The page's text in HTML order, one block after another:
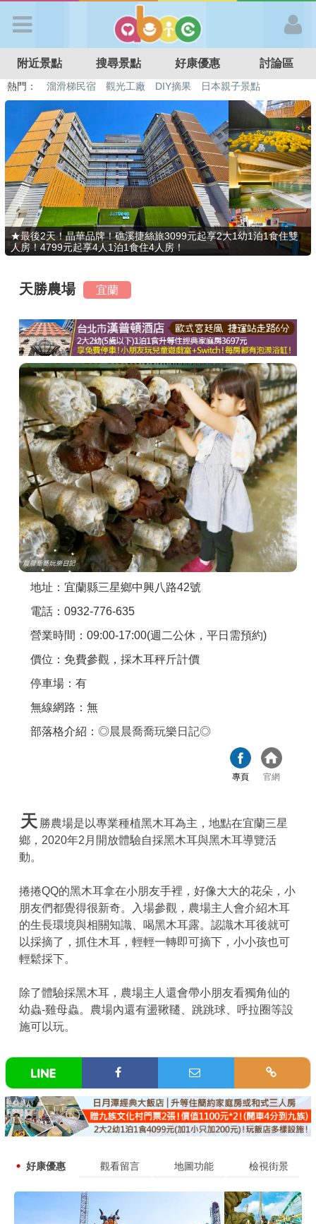
APP登入
首 頁
搜尋景點
好康優惠
最新消息
最新留言
商家合作
推薦景點
討論區
聯絡我們
APP下載
附近景點 搜尋景點 好康優惠 討論區
熱門： 溜滑梯民宿 觀光工廠 DIY摘果
日本親子景點
特色遊戲場
親子住房優惠 台北親子餐廳 溫泉泡湯SPA
★最後2天！晶華品牌！礁溪捷絲旅3099元起享2大1幼1泊1食住雙
人房！4799元起享4人1泊1食住4人房！
天勝農場 宜蘭
地址：宜蘭縣三星鄉中興八路42號
電話：0932-776-635
營業時間：09:00-17:00(週二公休，平日需預約)
價位：免費參觀，採木耳秤斤計價
停車場：有
無線網路：無
部落格介紹： ◎晨晨喬喬玩樂日記◎
專頁 官網
天 勝農場是以專業種植黑木耳為主，地點在宜蘭三星
鄉，2020年2月開放體驗自採黑木耳與黑木耳導覽活
動。
捲捲QQ的黑木耳拿在小朋友手裡，好像大大的花朵，小
朋友們都覺得很新奇。入場參觀，農場主人會介紹木耳
的生長環境與相關知識、喝黑木耳露。認識木耳後就可
以採摘了，抓住木耳，輕輕一轉即可摘下，小小孩也可
輕鬆採下。
除了體驗採黑木耳，農場主人還會帶小朋友看獨角仙的
幼蟲-雞母蟲。農場內還有盪鞦韆、跳跳球、呼拉圈等設
施可以玩。
好康優惠 觀看留言 地圖功能 檢視街景